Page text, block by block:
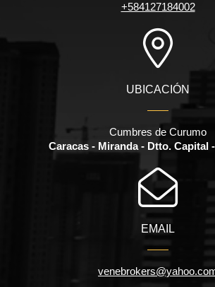
+584127184002
UBICACIÓN
Cumbres de Curumo
Caracas - Miranda - Dtto. Capital
EMAIL